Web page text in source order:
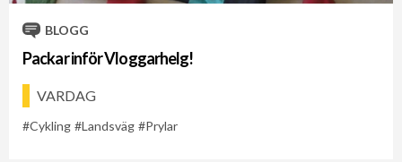
BLOGG
Packar inför Vloggarhelg!
VARDAG
Cykling Landsväg Prylar